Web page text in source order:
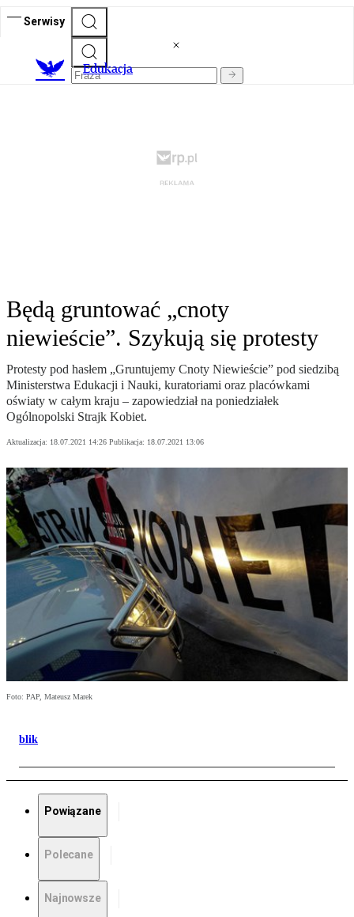
Serwisy
Edukacja
Będą gruntować „cnoty
niewieście”. Szykują się protesty
Protesty pod hasłem „Gruntujemy Cnoty Niewieście” pod siedzibą
Ministerstwa Edukacji i Nauki, kuratoriami oraz placówkami
oświaty w całym kraju – zapowiedział na poniedziałek
Ogólnopolski Strajk Kobiet.
Aktualizacja: 18.07.2021 14:26 Publikacja: 18.07.2021 13:06
Foto: PAP, Mateusz Marek
blik
Powiązane
Polecane
Najnowsze